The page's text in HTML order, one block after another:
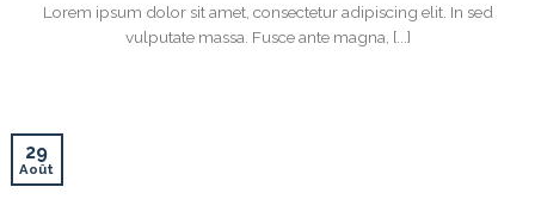
Lorem ipsum dolor sit amet, consectetur adipiscing elit. In sed
vulputate massa. Fusce ante magna, [...]
29
Août